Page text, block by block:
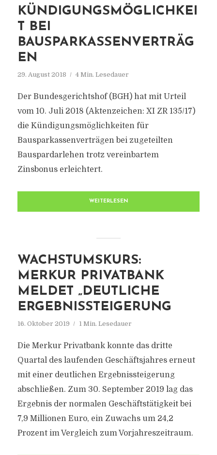
KÜNDIGUNGSMÖGLICHKEI
T BEI
BAUSPARKASSENVERTRÄG
EN
29. August 2018 4 Min. Lesedauer
Der Bundesgerichtshof (BGH) hat mit Urteil
vom 10. Juli 2018 (Aktenzeichen: XI ZR 135/17)
die Kündigungsmöglichkeiten für
Bausparkassenverträgen bei zugeteilten
Bauspardarlehen trotz vereinbartem
Zinsbonus erleichtert.
WEITERLESEN
WACHSTUMSKURS:
MERKUR PRIVATBANK
MELDET „DEUTLICHE
ERGEBNISSTEIGERUNG
16. Oktober 2019 1 Min. Lesedauer
Die Merkur Privatbank konnte das dritte
Quartal des laufenden Geschäftsjahres erneut
mit einer deutlichen Ergebnissteigerung
abschließen. Zum 30. September 2019 lag das
Ergebnis der normalen Geschäftstätigkeit bei
7,9 Millionen Euro, ein Zuwachs um 24,2
Prozent im Vergleich zum Vorjahreszeitraum.